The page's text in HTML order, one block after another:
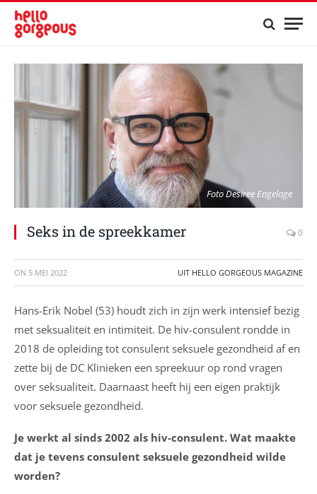
Foto Desiree Engelage
Seks in de spreekkamer 0
ON 5 MEI 2022 UIT HELLO GORGEOUS MAGAZINE
Hans-Erik Nobel (53) houdt zich in zijn werk intensief bezig
met seksualiteit en intimiteit. De hiv-consulent rondde in
2018 de opleiding tot consulent seksuele gezondheid af en
zette bij de DC Klinieken een spreekuur op rond vragen
over seksualiteit. Daarnaast heeft hij een eigen praktijk
voor seksuele gezondheid.
Je werkt al sinds 2002 als hiv-consulent. Wat maakte
dat je tevens consulent seksuele gezondheid wilde
worden?